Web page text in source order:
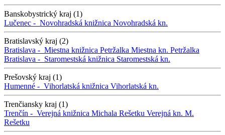
Banskobystrický kraj (1)
Lučenec - Novohradská knižnica Novohradská kn.
Bratislavský kraj (2)
Bratislava - Miestna knižnica Petržalka Miestna kn. Petržalka
Bratislava - Staromestská knižnica Staromestská kn.
Prešovský kraj (1)
Humenné - Vihorlatská knižnica Vihorlatská kn.
Trenčiansky kraj (1)
Trenčín - Verejná knižnica Michala Rešetku Verejná kn. M.
Rešetku